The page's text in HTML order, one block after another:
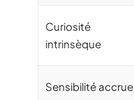
Curiosité
intrinsèque
Sensibilité accrue